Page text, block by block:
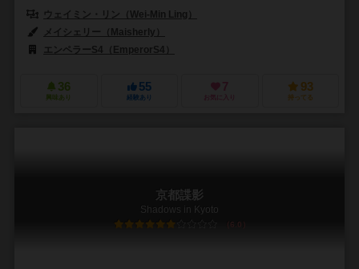
ウェイミン・リン（Wei-Min Ling）
メイシェリー（Maisherly）
エンペラーS4（EmperorS4）
36
興味あり
55
経験あり
7
お気に入り
93
持ってる
京都諜影
Shadows in Kyoto
6.0